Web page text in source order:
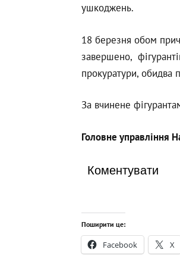
ушкоджень.
18 березня обом
завершено,
прокуратури, обидва
За вчинене
Головне управління
Коментувати
Поширити це:
Facebook X